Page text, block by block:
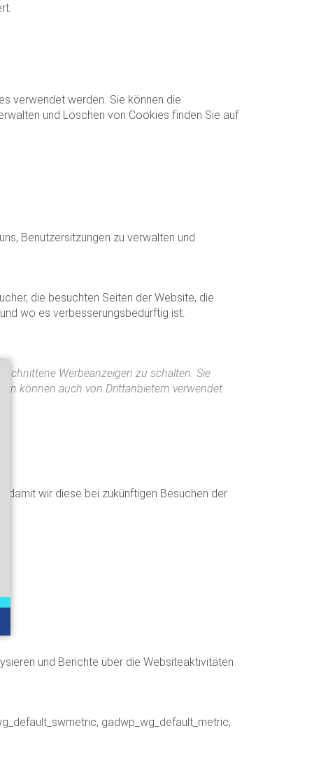
verwendet werden. Sie können die
und Löschen von Cookies finden Sie auf
Benutzersitzungen zu verwalten und
die besuchten Seiten der Website, die
wo es verbesserungsbedürftig ist.
Werbeanzeigen zu schalten. Sie
können auch von Drittanbietern verwendet
damit wir diese bei zukünftigen Besuchen der
und Berichte über die Websiteaktivitäten
gadwp_wg_default_metric,